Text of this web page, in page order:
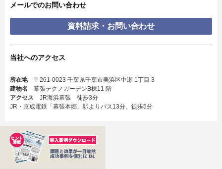
メールでのお問い合わせ
資料請求・お問い合わせ
当社へのアクセス
所在地〒261-0023 千葉県千葉市美浜区中瀬 1丁目 3
建物名 幕張テクノガーデンB棟11 階
アクセス JR海浜幕張 徒歩3分
JR・京成電鉄「幕張本郷」駅よりバス13分、徒歩5分